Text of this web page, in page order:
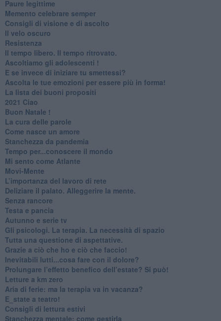
Paure legittime
​Memento celebrare semper
​Consigli di visione e di ascolto
​Il velo oscuro
Resistenza
​Il tempo libero. Il tempo ritrovato.
Ascoltiamo gli adolescenti !
​E se invece di iniziare tu smettessi?
​Ascolta le tue emozioni per essere più in forma!
​La lista dei buoni propositi
2021 Ciao
Buon Natale !
​La cura delle parole
​Come nasce un amore
Stanchezza da pandemia
​Tempo per...conoscere il mondo
​Mi sento come Atlante
​Movi-Mente
​L’importanza del lavoro di rete
​Deliziare il palato. Alleggerire la mente.
​Senza rancore
​Testa e pancia
​Autunno e serie tv
​Gli psicologi. La terapia. La necessità di spazio
​Tutta una questione di aspettative.
​Grazie a ciò che ho e ciò che faccio!
​Inevitabili lutti...cosa fare con il dolore?
Prolungare l’effetto benefico dell’estate? Si può!
​Letture a km zero
​Aria di ferie: ma la terapia va in vacanza?
​E_state a teatro!
​Consigli di lettura estivi
​Stanchezza mentale: come gestirla